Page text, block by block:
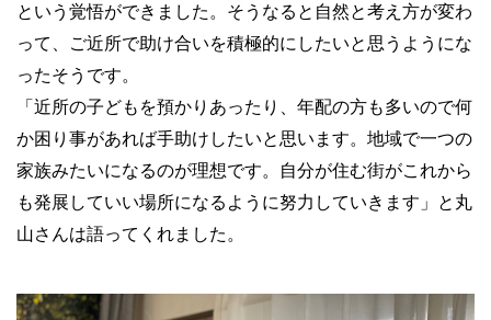
という覚悟ができました。そうなると自然と考え方が変わ
って、ご近所で助け合いを積極的にしたいと思うようにな
ったそうです。
「近所の子どもを預かりあったり、年配の方も多いので何
か困り事があれば手助けしたいと思います。地域で一つの
家族みたいになるのが理想です。自分が住む街がこれから
も発展していい場所になるように努力していきます」と丸
山さんは語ってくれました。